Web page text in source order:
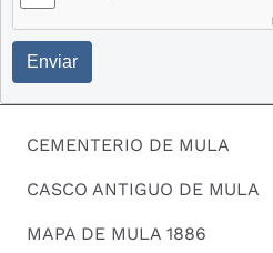
Enviar
CEMENTERIO DE MULA
CASCO ANTIGUO DE MULA
MAPA DE MULA 1886